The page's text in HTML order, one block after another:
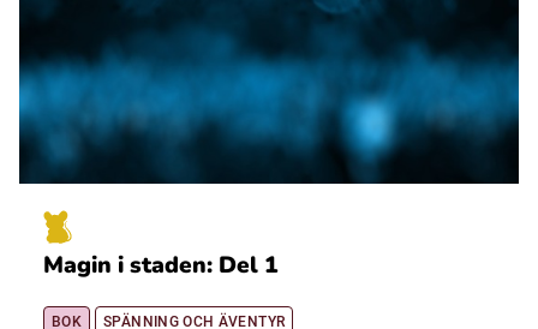
Magin i staden: Del 1
BOK SPÄNNING OCH ÄVENTYR